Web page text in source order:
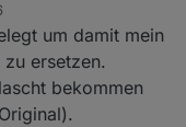
sonoff-nspanel-
um damit mein
ersetzen.
bekommen